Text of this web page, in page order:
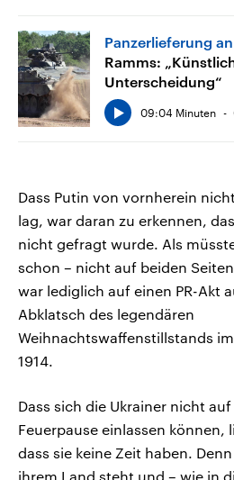
Panzerlieferung
Ramms:
Unterscheidung“
09:04 Minuten
Dass Putin von vornherein
lag, war daran zu erkennen,
nicht gefragt wurde. Als
schon – nicht auf beiden
war lediglich auf einen PR-Akt
Abklatsch des legendären
Weihnachtswaffenstillstands
1914.
Dass sich die Ukrainer nicht
Feuerpause einlassen können,
dass sie keine Zeit haben.
ihrem Land steht und – wie in